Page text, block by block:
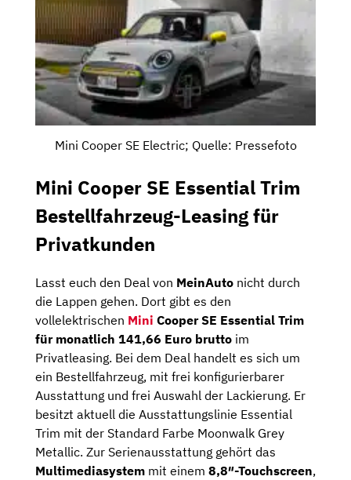
Mini Cooper SE Electric; Quelle: Pressefoto
Mini Cooper SE Essential Trim
Bestellfahrzeug-Leasing für
Privatkunden
Lasst euch den Deal von MeinAuto nicht durch
die Lappen gehen. Dort gibt es den
vollelektrischen Mini Cooper SE Essential Trim
für monatlich 141,66 Euro brutto im
Privatleasing. Bei dem Deal handelt es sich um
ein Bestellfahrzeug, mit frei konfigurierbarer
Ausstattung und frei Auswahl der Lackierung. Er
besitzt aktuell die Ausstattungslinie Essential
Trim mit der Standard Farbe Moonwalk Grey
Metallic. Zur Serienausstattung gehört das
Multimediasystem mit einem 8,8″-Touchscreen,